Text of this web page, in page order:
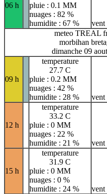
06 h
pluie : 0.1 MM
nuages : 82 %
humidite : 67 %
vent
meteo TREAL
morbihan
dimanche 09
09 h
temperature
27.7 C
pluie : 0.2 MM
nuages : 42 %
humidite : 28 %
vent
12 h
temperature
33.2 C
pluie : 0 MM
nuages : 22 %
humidite : 21 %
vent
15 h
temperature
31.9 C
pluie : 0 MM
nuages : 0 %
humidite : 24 %
vent